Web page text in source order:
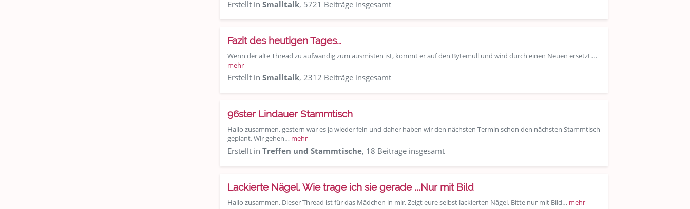
Erstellt in Smalltalk, 5721 Beiträge insgesamt
Fazit des heutigen Tages…
Wenn der alte Thread zu aufwändig zum ausmisten ist, kommt er auf den Bytemüll und wird durch einen Neuen ersetzt.…
mehr
Erstellt in Smalltalk, 2312 Beiträge insgesamt
96ster Lindauer Stammtisch
Hallo zusammen, gestern war es ja wieder fein und daher haben wir den nächsten Termin schon den nächsten Stammtisch
geplant. Wir gehen… mehr
Erstellt in Treffen und Stammtische, 18 Beiträge insgesamt
Lackierte Nägel. Wie trage ich sie gerade ...Nur mit Bild
Hallo zusammen. Dieser Thread ist für das Mädchen in mir. Zeigt eure selbst lackierten Nägel. Bitte nur mit Bild… mehr